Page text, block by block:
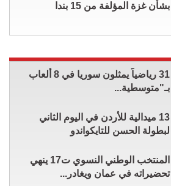
بشأن غزة المؤلفة من 15 بندا
31 رياضياً يمثلون سوريا في 8 ألعاب
بـ"متوسطية...
13 ميدالية للأردن في اليوم الثاني
لبطولة الحسن للتايكواندو
المنتخب الوطني النسوي ت17 ينهي
تحضيراته في عمان ويغادر...